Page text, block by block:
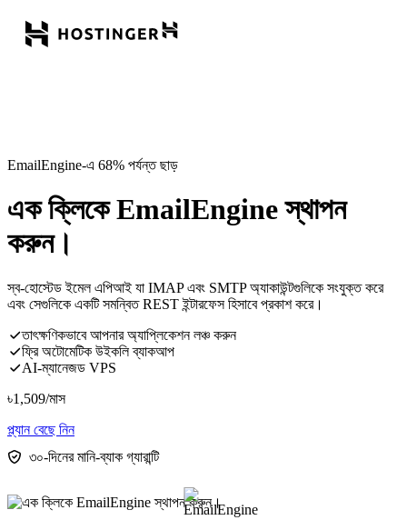
EmailEngine-এ 68% পর্যন্ত ছাড়
এক ক্লিকে EmailEngine স্থাপন
করুন।
স্ব-হোস্টেড ইমেল এপিআই যা IMAP এবং SMTP অ্যাকাউন্টগুলিকে সংযুক্ত করে
এবং সেগুলিকে একটি সমন্বিত REST ইন্টারফেস হিসাবে প্রকাশ করে।
তাৎক্ষণিকভাবে আপনার অ্যাপ্লিকেশন লঞ্চ করুন
ফ্রি অটোমেটিক উইকলি ব্যাকআপ
AI-ম্যানেজড VPS
৳1,509/মাস
প্ল্যান বেছে নিন
৩০-দিনের মানি-ব্যাক গ্যারান্টি